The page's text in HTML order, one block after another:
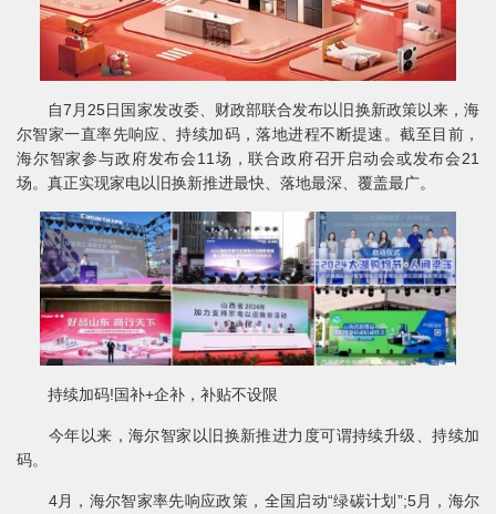
自7月25日国家发改委、财政部联合发布以旧换新政策以来，海
尔智家一直率先响应、持续加码，落地进程不断提速。截至目前，
海尔智家参与政府发布会11场，联合政府召开启动会或发布会21
场。真正实现家电以旧换新推进最快、落地最深、覆盖最广。
持续加码!国补+企补，补贴不设限
今年以来，海尔智家以旧换新推进力度可谓持续升级、持续加
码。
4月，海尔智家率先响应政策，全国启动“绿碳计划”;5月，海尔